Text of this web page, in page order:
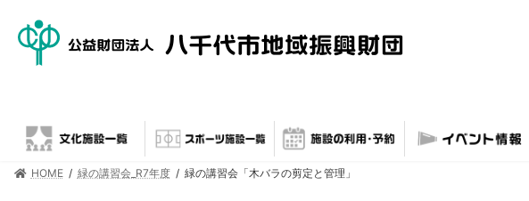
HOME 緑の講習会_R7年度 緑の講習会「木バラの剪定と管理」